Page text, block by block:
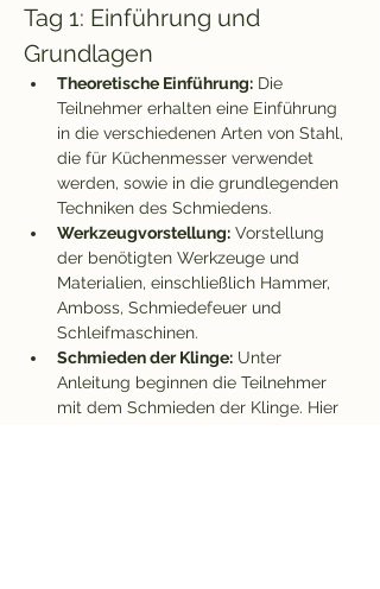
Tag 1: Einführung und
Grundlagen
Theoretische Einführung: Die
Teilnehmer erhalten eine Einführung
in die verschiedenen Arten von Stahl,
die für Küchenmesser verwendet
werden, sowie in die grundlegenden
Techniken des Schmiedens.
Werkzeugvorstellung: Vorstellung
der benötigten Werkzeuge und
Materialien, einschließlich Hammer,
Amboss, Schmiedefeuer und
Schleifmaschinen.
Schmieden der Klinge: Unter
Anleitung beginnen die Teilnehmer
mit dem Schmieden der Klinge. Hier